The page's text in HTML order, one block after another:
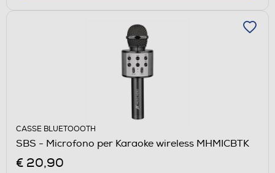
CASSE BLUETOOOTH
SBS - Microfono per Karaoke wireless MHMICBTK
€ 20,90